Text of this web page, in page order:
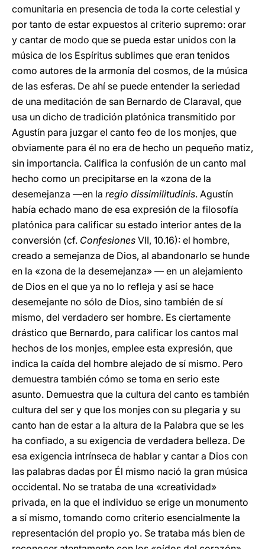
comunitaria en presencia de toda la corte celestial y
por tanto de estar expuestos al criterio supremo: orar
y cantar de modo que se pueda estar unidos con la
música de los Espíritus sublimes que eran tenidos
como autores de la armonía del cosmos, de la música
de las esferas. De ahí se puede entender la seriedad
de una meditación de san Bernardo de Claraval, que
usa un dicho de tradición platónica transmitido por
Agustín para juzgar el canto feo de los monjes, que
obviamente para él no era de hecho un pequeño matiz,
sin importancia. Califica la confusión de un canto mal
hecho como un precipitarse en la «zona de la
desemejanza —en la regio dissimilitudinis. Agustín
había echado mano de esa expresión de la filosofía
platónica para calificar su estado interior antes de la
conversión (cf. Confesiones VII, 10.16): el hombre,
creado a semejanza de Dios, al abandonarlo se hunde
en la «zona de la desemejanza» — en un alejamiento
de Dios en el que ya no lo refleja y así se hace
desemejante no sólo de Dios, sino también de sí
mismo, del verdadero ser hombre. Es ciertamente
drástico que Bernardo, para calificar los cantos mal
hechos de los monjes, emplee esta expresión, que
indica la caída del hombre alejado de sí mismo. Pero
demuestra también cómo se toma en serio este
asunto. Demuestra que la cultura del canto es también
cultura del ser y que los monjes con su plegaria y su
canto han de estar a la altura de la Palabra que se les
ha confiado, a su exigencia de verdadera belleza. De
esa exigencia intrínseca de hablar y cantar a Dios con
las palabras dadas por Él mismo nació la gran música
occidental. No se trataba de una «creatividad»
privada, en la que el individuo se erige un monumento
a sí mismo, tomando como criterio esencialmente la
representación del propio yo. Se trataba más bien de